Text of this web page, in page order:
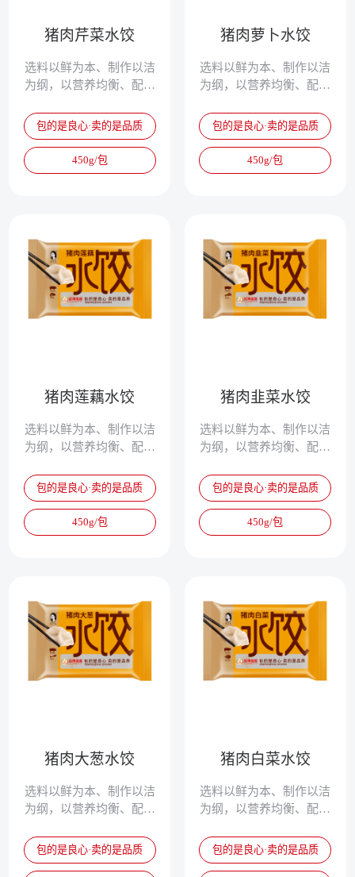
猪肉芹菜水饺
选料以鲜为本、制作以洁
为纲，以营养均衡、配方
道，被誉为真正的专家水
饺。
包的是良心·卖的是品质
450g/包
猪肉萝卜水饺
选料以鲜为本、制作以洁
为纲，以营养均衡、配方
道，被誉为真正的专家水
饺。
包的是良心·卖的是品质
450g/包
猪肉莲藕水饺
选料以鲜为本、制作以洁
为纲，以营养均衡、配方
道，被誉为真正的专家水
饺。
包的是良心·卖的是品质
450g/包
猪肉韭菜水饺
选料以鲜为本、制作以洁
为纲，以营养均衡、配方
道，被誉为真正的专家水
饺。
包的是良心·卖的是品质
450g/包
猪肉大葱水饺
选料以鲜为本、制作以洁
为纲，以营养均衡、配方
道，被誉为真正的专家水
饺。
包的是良心·卖的是品质
猪肉白菜水饺
选料以鲜为本、制作以洁
为纲，以营养均衡、配方
道，被誉为真正的专家水
饺。
包的是良心·卖的是品质